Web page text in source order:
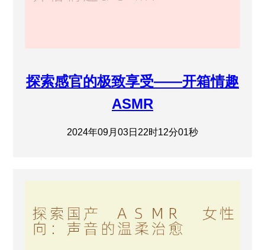
探索感官的极致享受——开箱情趣
ASMR
2024年09月03日22时12分01秒